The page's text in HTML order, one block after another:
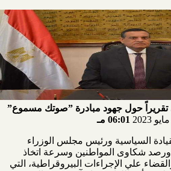
تقريراً حول جهود مبادرة ”صوتك مسموع”
06:01 مـ
السياسية ورئيس مجلس الوزراء
شكاوى المواطنين وسرعة اتخاذ
علي الإجراءات البيروقراطية، التي